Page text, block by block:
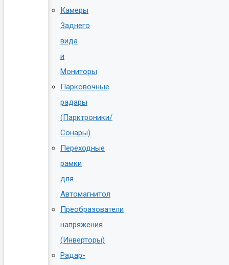
Камеры
Заднего
вида
и
Мониторы
Парковочные
радары
(Парктроники/
Сонары)
Переходные
рамки
для
Автомагнитол
Преобразователи
напряжения
(Инверторы)
Радар-